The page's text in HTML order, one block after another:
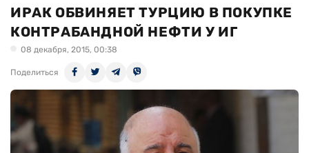
ИРАК ОБВИНЯЕТ ТУРЦИЮ В ПОКУПКЕ
КОНТРАБАНДНОЙ НЕФТИ У ИГ
08 декабря, 2015, 00:38
Поделиться